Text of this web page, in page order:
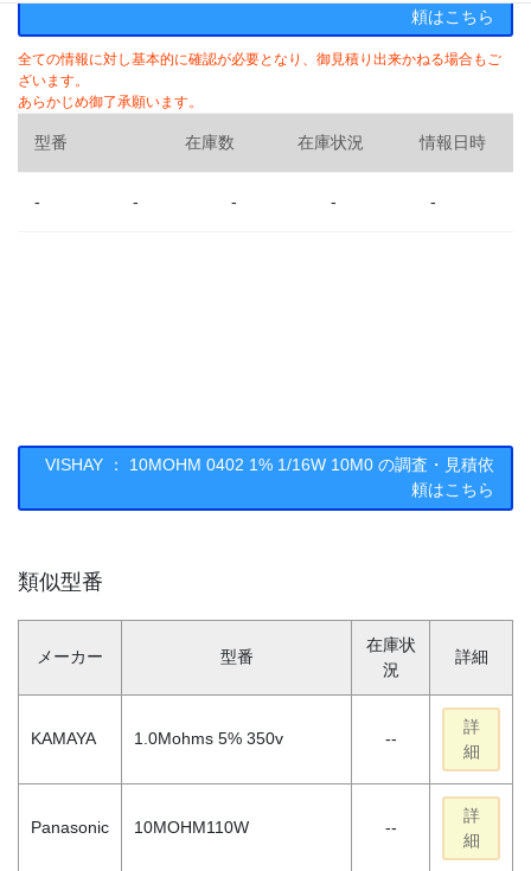
頼はこちら
全ての情報に対し基本的に確認が必要となり、御見積り出来かねる場合もご
ざいます。
あらかじめ御了承願います。
型番 在庫数 在庫状況 情報日時
- - - - -
VISHAY ： 10MOHM 0402 1% 1/16W 10M0 の調査・見積依
頼はこちら
類似型番
メーカー 型番
在庫状
況
詳細
KAMAYA 1.0Mohms 5% 350v --
詳
細
Panasonic 10MOHM110W --
詳
細